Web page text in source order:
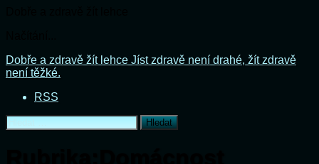
Přejít
k
webu
Dobře a zdravě žít lehce Jíst zdravě není drahé, žít zdravě
není těžké.
RSS
Vyhledávání